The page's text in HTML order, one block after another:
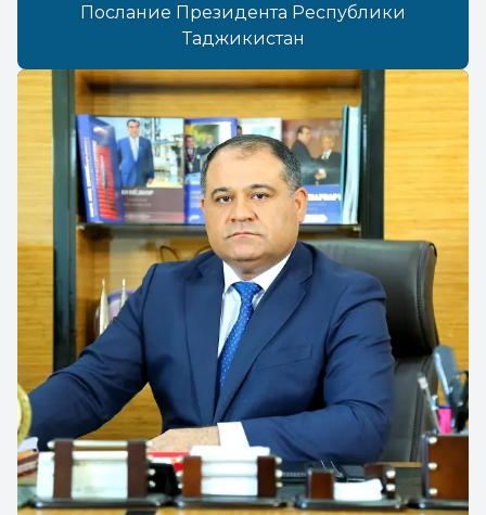
Послание Президента Республики
Таджикистан